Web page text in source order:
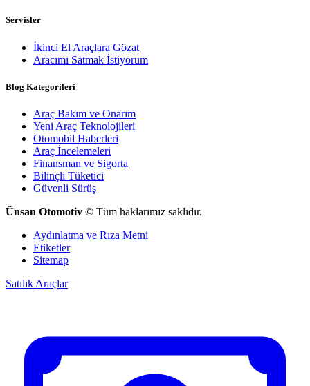
Servisler
İkinci El Araçlara Gözat
Aracımı Satmak İstiyorum
Blog Kategorileri
Araç Bakım ve Onarım
Yeni Araç Teknolojileri
Otomobil Haberleri
Araç İncelemeleri
Finansman ve Sigorta
Bilinçli Tüketici
Güvenli Sürüş
Ünsan Otomotiv © Tüm haklarımız saklıdır.
Aydınlatma ve Rıza Metni
Etiketler
Sitemap
Satılık Araçlar